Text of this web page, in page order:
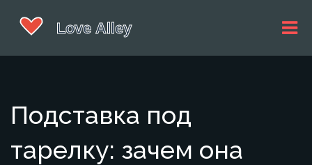
Подставка под
тарелку: зачем она